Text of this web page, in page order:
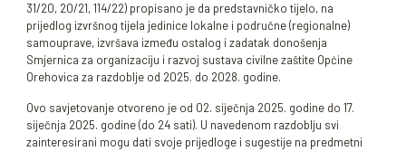
31/20, 20/21, 114/22) propisano je da predstavničko tijelo, na
prijedlog izvršnog tijela jedinice lokalne i područne (regionalne)
samouprave, izvršava između ostalog i zadatak donošenja
Smjernica za organizaciju i razvoj sustava civilne zaštite Općine
Orehovica za razdoblje od 2025. do 2028. godine.
Ovo savjetovanje otvoreno je od 02. siječnja 2025. godine do 17.
siječnja 2025. godine (do 24 sati). U navedenom razdoblju svi
zainteresirani mogu dati svoje prijedloge i sugestije na predmetni